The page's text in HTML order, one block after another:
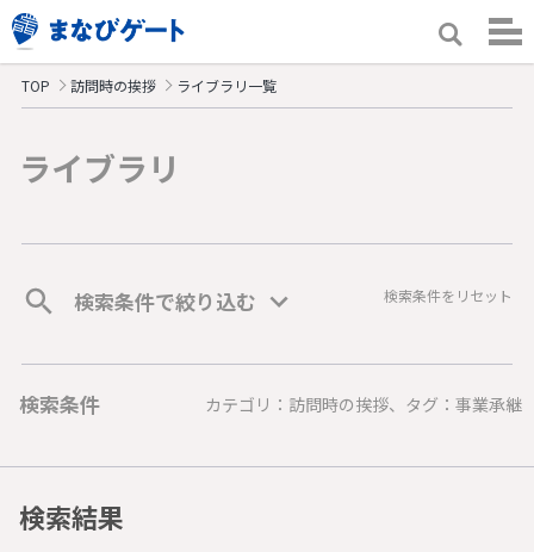
TOP 訪問時の挨拶 ライブラリ一覧
ライブラリ
検索条件で絞り込む 検索条件をリセット
検索条件 カテゴリ：訪問時の挨拶、タグ：事業承継
検索結果